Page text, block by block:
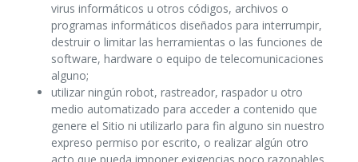
virus informáticos u otros códigos, archivos o
programas informáticos diseñados para interrumpir,
destruir o limitar las herramientas o las funciones de
software, hardware o equipo de telecomunicaciones
alguno;
utilizar ningún robot, rastreador, raspador u otro
medio automatizado para acceder a contenido que
genere el Sitio ni utilizarlo para fin alguno sin nuestro
expreso permiso por escrito, o realizar algún otro